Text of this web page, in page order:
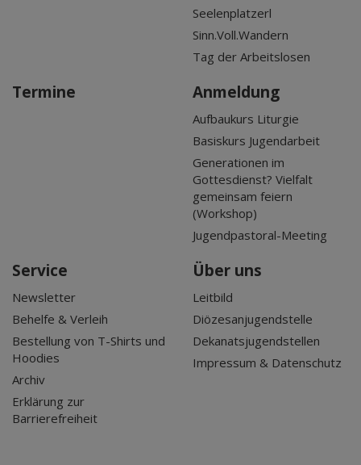
Seelenplatzerl
Sinn.Voll.Wandern
Tag der Arbeitslosen
Termine Anmeldung
Aufbaukurs Liturgie
Basiskurs Jugendarbeit
Generationen im
Gottesdienst? Vielfalt
gemeinsam feiern
(Workshop)
Jugendpastoral-Meeting
Service
Newsletter
Behelfe & Verleih
Bestellung von T-Shirts und
Hoodies
Archiv
Erklärung zur
Barrierefreiheit
Über uns
Leitbild
Diözesanjugendstelle
Dekanatsjugendstellen
Impressum & Datenschutz